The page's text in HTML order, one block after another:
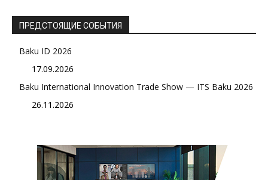
ПРЕДСТОЯЩИЕ СОБЫТИЯ
Baku ID 2026
17.09.2026
Baku International Innovation Trade Show — ITS Baku 2026
26.11.2026